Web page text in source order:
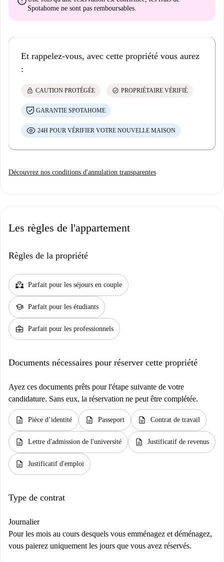
Spotahome ne sont pas remboursables.
Et rappelez-vous, avec cette propriété vous aurez
:
lock CAUTION PROTÉGÉE check_circle PROPRIÉTAIRE VÉRIFIÉ
GARANTIE SPOTAHOME
24H POUR VÉRIFIER VOTRE NOUVELLE MAISON
Découvrez nos conditions d'annulation transparentes
Les règles de l'appartement
Règles de la propriété
partner_heart Parfait pour les séjours en couple
school Parfait pour les étudiants
business_center Parfait pour les professionnels
Documents nécessaires pour réserver cette propriété
Ayez ces documents prêts pour l'étape suivante de votre
candidature. Sans eux, la réservation ne peut être complétée.
description Pièce d’identité description Passeport description Contrat de travail
description Lettre d'admission de l'université description Justificatif de revenus
description Justificatif d'emploi
Type de contrat
Journalier
Pour les mois au cours desquels vous emménagez et déménagez,
vous paierez uniquement les jours que vous avez réservés.